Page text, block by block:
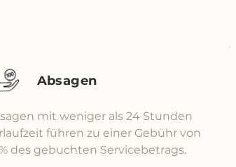
Absagen
mit weniger als 24 Stunden
führen zu einer Gebühr von
des gebuchten Servicebetrags.